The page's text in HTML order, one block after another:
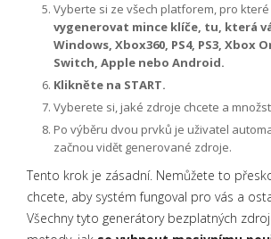
Vyberte si ze všech platforem, pro
vygenerovat mince klíče, tu, která
Windows, Xbox360, PS4, PS3, Xbox
Switch, Apple nebo Android.
Klikněte na START.
Vyberete si, jaké zdroje chcete a
Po výběru dvou prvků je uživatel
začnou vidět generované zdroje.
Tento krok je zásadní. Nemůžete to
chcete, aby systém fungoval pro vás a
Všechny tyto generátory bezplatných